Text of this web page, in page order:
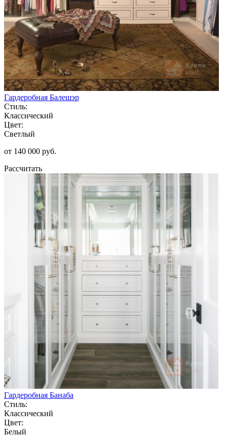
Гардеробная Балешэр
Стиль:
Классический
Цвет:
Светлый
от 140 000 руб.
Рассчитать
Гардеробная Банаба
Стиль:
Классический
Цвет:
Белый